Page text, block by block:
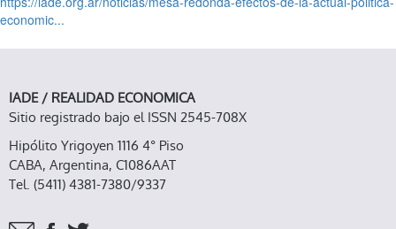
economic...
IADE / REALIDAD ECONOMICA
Sitio registrado bajo el ISSN 2545-708X
Hipólito Yrigoyen 1116 4° Piso
CABA, Argentina, C1086AAT
Tel. (5411) 4381-7380/9337